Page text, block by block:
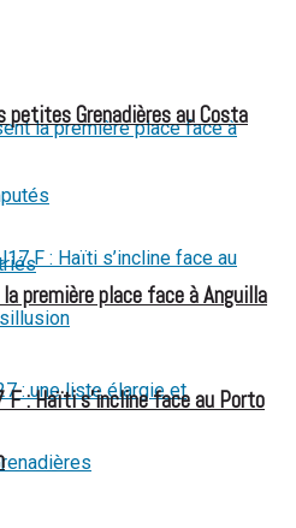
première place face à Anguilla
petites Grenadières au Costa
F : Haïti s’incline face au Porto